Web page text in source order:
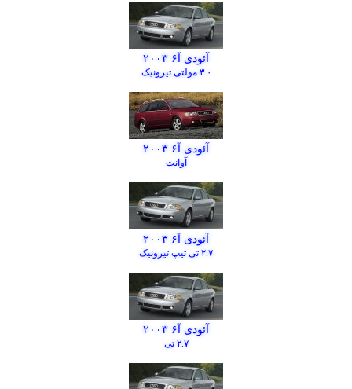
آئودی آ۶ ۲۰۰۳
۳.۰ مولتی تیرونیک
آئودی آ۶ ۲۰۰۳
آوانت
آئودی آ۶ ۲۰۰۳
۲.۷ تی تیپ تیرونیک
آئودی آ۶ ۲۰۰۳
۲.۷ تی